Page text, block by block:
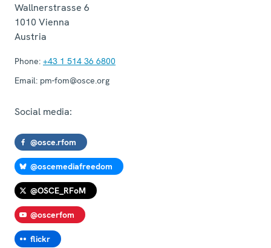
Wallnerstrasse 6
1010 Vienna
Austria
Phone: +43 1 514 36 6800
Email: pm-fom@osce.org
Social media:
@osce.rfom
@oscemediafreedom
@OSCE_RFoM
@oscerfom
flickr